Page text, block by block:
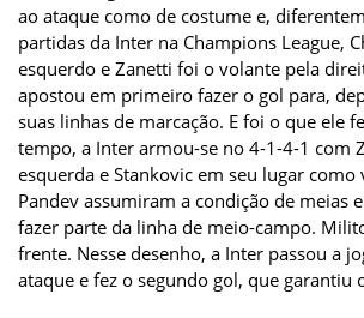
ao ataque como de costume e,
partidas da Inter na Champions League,
esquerdo e Zanetti foi o volante pela
apostou em primeiro fazer o gol para,
suas linhas de marcação. E foi o que ele
tempo, a Inter armou-se no 4-1-4-1 com
esquerda e Stankovic em seu lugar como
Pandev assumiram a condição de meias
fazer parte da linha de meio-campo.
frente. Nesse desenho, a Inter passou a
ataque e fez o segundo gol, que garantiu